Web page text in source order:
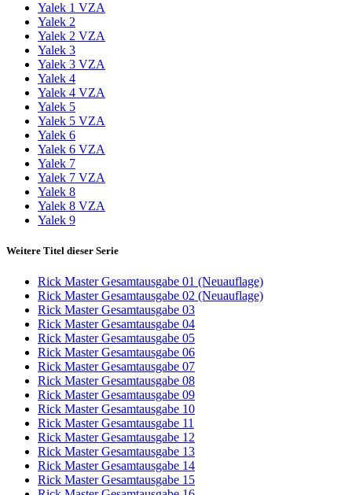
Yalek 1 VZA
Yalek 2
Yalek 2 VZA
Yalek 3
Yalek 3 VZA
Yalek 4
Yalek 4 VZA
Yalek 5
Yalek 5 VZA
Yalek 6
Yalek 6 VZA
Yalek 7
Yalek 7 VZA
Yalek 8
Yalek 8 VZA
Yalek 9
Weitere Titel dieser Serie
Rick Master Gesamtausgabe 01 (Neuauflage)
Rick Master Gesamtausgabe 02 (Neuauflage)
Rick Master Gesamtausgabe 03
Rick Master Gesamtausgabe 04
Rick Master Gesamtausgabe 05
Rick Master Gesamtausgabe 06
Rick Master Gesamtausgabe 07
Rick Master Gesamtausgabe 08
Rick Master Gesamtausgabe 09
Rick Master Gesamtausgabe 10
Rick Master Gesamtausgabe 11
Rick Master Gesamtausgabe 12
Rick Master Gesamtausgabe 13
Rick Master Gesamtausgabe 14
Rick Master Gesamtausgabe 15